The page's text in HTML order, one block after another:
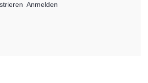
Anmelden